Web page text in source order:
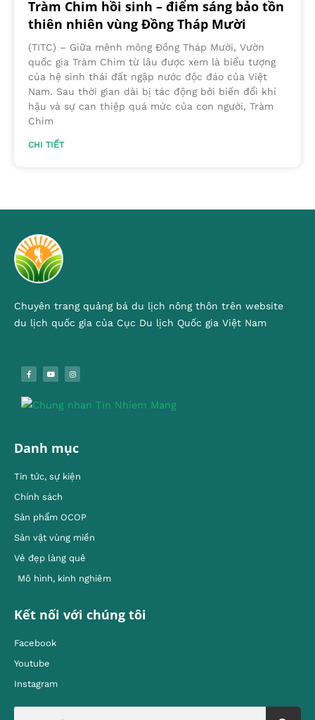
Tràm Chim hồi sinh – điểm sáng bảo tồn
thiên nhiên vùng Đồng Tháp Mười
(TITC) – Giữa mênh mông Đồng Tháp Mười, Vườn
quốc gia Tràm Chim từ lâu được xem là biểu tượng
của hệ sinh thái đất ngập nước độc đáo của Việt
Nam. Sau thời gian dài bị tác động bởi biến đổi khí
hậu và sự can thiệp quá mức của con người, Tràm
Chim
CHI TIẾT
Chuyên trang quảng bá du lịch nông thôn trên website
du lịch quốc gia của Cục Du lịch Quốc gia Việt Nam
Danh mục
Tin tức, sự kiện
Chính sách
Sản phẩm OCOP
Sản vật vùng miền
Vẻ đẹp làng quê
Mô hình, kinh nghiêm
Kết nối với chúng tôi
Facebook
Youtube
Instagram